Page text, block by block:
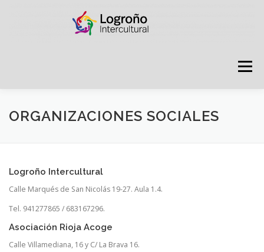
Menú
LOGROÑO INTERCULTURAL
RECURSOS PUNTO DE ACOGIDA
ORGANIZACIONES SOCIALES
Logroño Intercultural
Calle Marqués de San Nicolás 19-27. Aula 1.4.
Tel. 941277865 / 683167296.
Asociación Rioja Acoge
Calle Villamediana, 16 y C/ La Brava 16.